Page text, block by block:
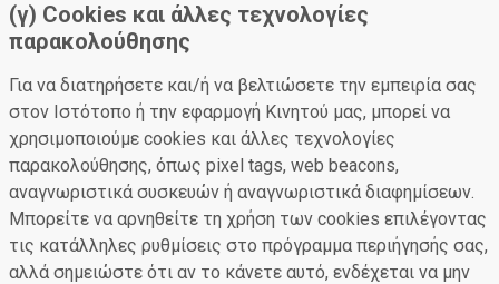
(γ) Cookies και άλλες τεχνολογίες
παρακολούθησης
Για να διατηρήσετε και/ή να βελτιώσετε την εμπειρία σας
στον Ιστότοπο ή την εφαρμογή Κινητού μας, μπορεί να
χρησιμοποιούμε cookies και άλλες τεχνολογίες
παρακολούθησης, όπως pixel tags, web beacons,
αναγνωριστικά συσκευών ή αναγνωριστικά διαφημίσεων.
Μπορείτε να αρνηθείτε τη χρήση των cookies επιλέγοντας
τις κατάλληλες ρυθμίσεις στο πρόγραμμα περιήγησής σας,
αλλά σημειώστε ότι αν το κάνετε αυτό, ενδέχεται να μην